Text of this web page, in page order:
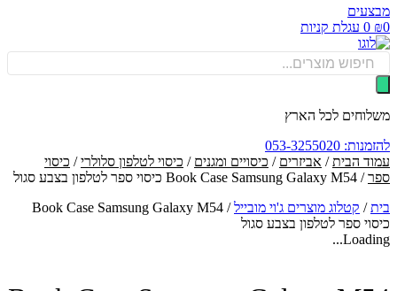
0 עגלת קניות
לכל הארץ
053-3255020
הבית/אביזרים/כיסויים ומגנים/כיסוי לטלפון סלולרי/כיסוי
/ Book Case Samsung Galaxy M54 כיסוי ספר לטלפון בצבע סגול
/קטלוג מוצרים ג'וי מובייל/
Book Case Samsung Galaxy M54
ספר לטלפון בצבע סגול